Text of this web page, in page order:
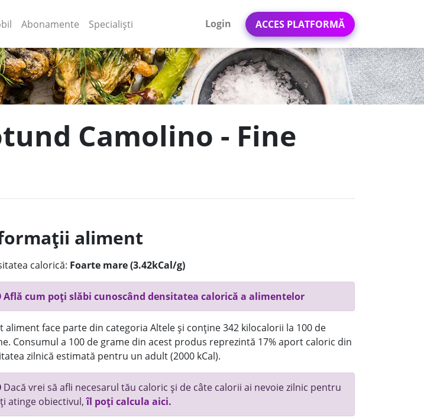
(current)
Abonamente Specialiști Login ACCES PLATFORMĂ
Camolino - Fine
aliment
calorică: Foarte mare (3.42kCal/g)
Află cum poți slăbi cunoscând densitatea calorică a alimentelor
aliment face parte din categoria Altele și conține 342 kilocalorii la 100 de
Consumul a 100 de grame din acest produs reprezintă 17% aport caloric din
zilnică estimată pentru un adult (2000 kCal).
Dacă vrei să afli necesarul tău caloric și de câte calorii ai nevoie zilnic pentru
atinge obiectivul,îl poți calcula aici.